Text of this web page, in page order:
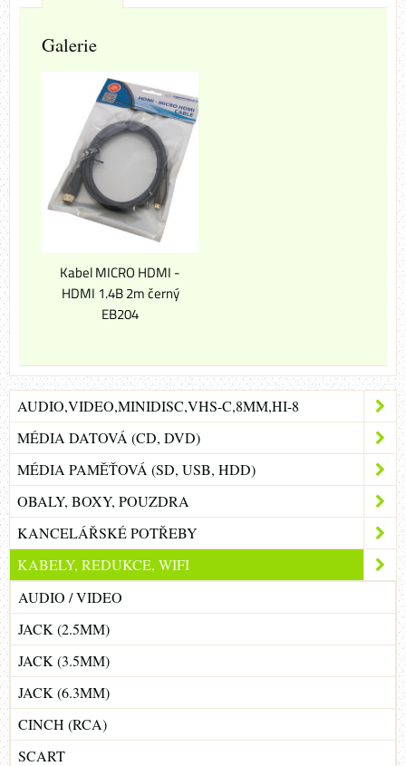
Galerie
Kabel MICRO HDMI -
HDMI 1.4B 2m černý
EB204
AUDIO,VIDEO,MINIDISC,VHS-C,8MM,HI-8
MÉDIA DATOVÁ (CD, DVD)
MÉDIA PAMĚŤOVÁ (SD, USB, HDD)
OBALY, BOXY, POUZDRA
KANCELÁŘSKÉ POTŘEBY
KABELY, REDUKCE, WIFI
AUDIO / VIDEO
JACK (2.5MM)
JACK (3.5MM)
JACK (6.3MM)
CINCH (RCA)
SCART